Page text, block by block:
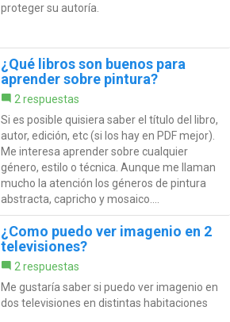
proteger su autoría.
¿Qué libros son buenos para
aprender sobre pintura?
2 respuestas
Si es posible quisiera saber el título del libro,
autor, edición, etc (si los hay en PDF mejor).
Me interesa aprender sobre cualquier
género, estilo o técnica. Aunque me llaman
mucho la atención los géneros de pintura
abstracta, capricho y mosaico....
¿Como puedo ver imagenio en 2
televisiones?
2 respuestas
Me gustaría saber si puedo ver imagenio en
dos televisiones en distintas habitaciones